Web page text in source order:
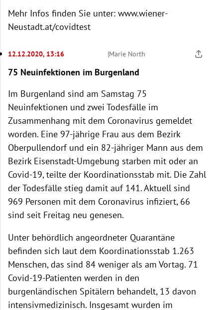
Mehr Infos finden Sie unter: www.wiener-
Neustadt.at/covidtest
12.12.2020, 13:16 |Marie North
75 Neuinfektionen im Burgenland
Im Burgenland sind am Samstag 75
Neuinfektionen und zwei Todesfälle im
Zusammenhang mit dem Coronavirus gemeldet
worden. Eine 97-jährige Frau aus dem Bezirk
Oberpullendorf und ein 82-jähriger Mann aus dem
Bezirk Eisenstadt-Umgebung starben mit oder an
Covid-19, teilte der Koordinationsstab mit. Die Zahl
der Todesfälle stieg damit auf 141. Aktuell sind
969 Personen mit dem Coronavirus infiziert, 66
sind seit Freitag neu genesen.
Unter behördlich angeordneter Quarantäne
befinden sich laut dem Koordinationsstab 1.263
Menschen, das sind 84 weniger als am Vortag. 71
Covid-19-Patienten werden in den
burgenländischen Spitälern behandelt, 13 davon
intensivmedizinisch. Insgesamt wurden im